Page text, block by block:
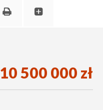
10 500 000 zł